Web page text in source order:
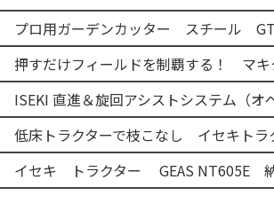
プロ用ガーデンカッター スチール
イセキ トラクター GEAS NT605E